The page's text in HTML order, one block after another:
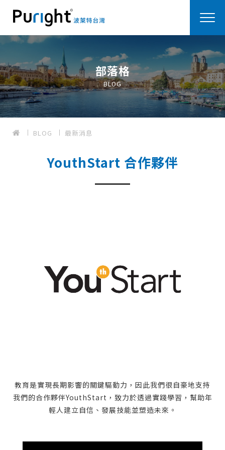
部落格
BLOG
BLOG 最新消息
YouthStart 合作夥伴
教育是實現長期影響的關鍵驅動力，因此我們很自豪地支持
我們的合作夥伴YouthStart，致力於透過實踐學習，幫助年
輕人建立自信、發展技能並塑造未來。